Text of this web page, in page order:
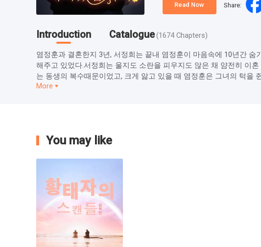
Read Now Share:
Introduction Catalogue (1674 Chapters)
염정훈과 결혼한지 3년, 서정희는 끝내 염정훈이 마음속에 10년간
해주고 있었다.서정희는 울지도 소란을 피우지도 않은 채 얌전히 이
는 동생의 복수때문이었고, 크게 앓고 있을 때 염정훈은 그녀의 턱을
More
You may like